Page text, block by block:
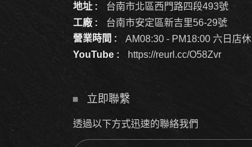
地址 :
台南市北區西門路四段493號
工廠 :
台南市安定區新吉里56-29號
營業時間 :
AM08:30 - PM18:00 六日店休
YouTube :
https://reurl.cc/O58Zvr
立即聯繫
透過以下方式迅速的聯絡我們